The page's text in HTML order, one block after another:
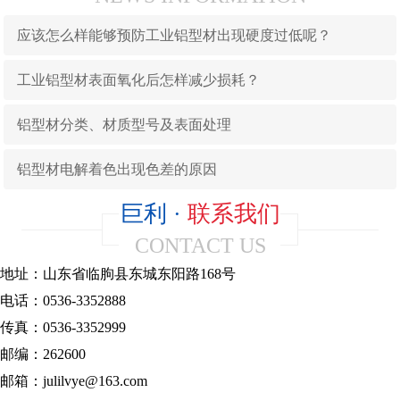
应该怎么样能够预防工业铝型材出现硬度过低呢？
工业铝型材表面氧化后怎样减少损耗？
铝型材分类、材质型号及表面处理
铝型材电解着色出现色差的原因
巨利 · 联系我们
CONTACT US
地址：山东省临朐县东城东阳路168号
电话：0536-3352888
传真：0536-3352999
邮编：262600
邮箱：julilvye@163.com